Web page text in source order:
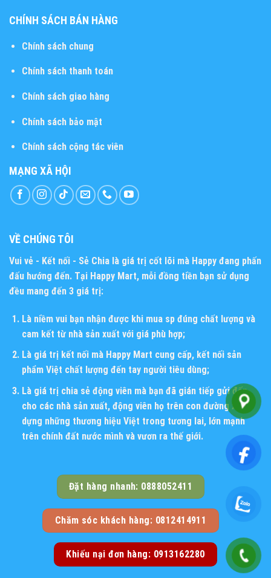
CHÍNH SÁCH BÁN HÀNG
Chính sách chung
Chính sách thanh toán
Chính sách giao hàng
Chính sách bảo mật
Chính sách cộng tác viên
MẠNG XÃ HỘI
VỀ CHÚNG TÔI
Vui vẻ - Kết nối - Sẻ Chia là giá trị cốt lõi mà Happy đang phấn
đấu hướng đến. Tại Happy Mart, mỗi đồng tiền bạn sử dụng
đều mang đến 3 giá trị:
Là niềm vui bạn nhận được khi mua sp đúng chất lượng và
cam kết từ nhà sản xuất với giá phù hợp;
Là giá trị kết nối mà Happy Mart cung cấp, kết nối sản
phẩm Việt chất lượng đến tay người tiêu dùng;
Là giá trị chia sẻ động viên mà bạn đã gián tiếp gửi đến
cho các nhà sản xuất, động viên họ trên con đường xây
dựng những thương hiệu Việt trong tương lai, lớn mạnh
trên chính đất nước mình và vươn ra thế giới.
Đặt hàng nhanh: 0888052411
Chăm sóc khách hàng: 0812414911
Khiếu nại đơn hàng: 0913162280